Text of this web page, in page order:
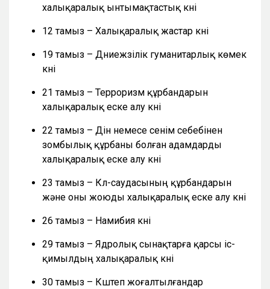
халықаралық ынтымақтастық күні
12 тамыз – Халықаралық жастар күні
19 тамыз – Дүниежүзілік гуманитарлық көмек
күні
21 тамыз – Терроризм құрбандарын
халықаралық еске алу күні
22 тамыз – Дін немесе сенім себебінен
зомбылық құрбаны болған адамдарды
халықаралық еске алу күні
23 тамыз – Күл-саудасының құрбандарын
және оны жоюды халықаралық еске алу күні
26 тамыз – Намибия күні
29 тамыз – Ядролық сынақтарға қарсы іс-
қимылдың халықаралық күні
30 тамыз – Күштеп жоғалтылғандар